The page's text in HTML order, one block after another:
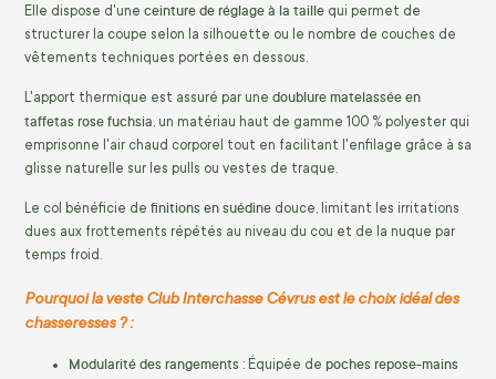
Elle dispose d'une ceinture de réglage à la taille qui permet de
structurer la coupe selon la silhouette ou le nombre de couches de
vêtements techniques portées en dessous.
L'apport thermique est assuré par une doublure matelassée en
taffetas rose fuchsia, un matériau haut de gamme 100 % polyester qui
emprisonne l'air chaud corporel tout en facilitant l'enfilage grâce à sa
glisse naturelle sur les pulls ou vestes de traque.
Le col bénéficie de finitions en suédine douce, limitant les irritations
dues aux frottements répétés au niveau du cou et de la nuque par
temps froid.
Pourquoi la veste Club Interchasse Cévrus est le choix idéal des
chasseresses ? :
Modularité des rangements : Équipée de poches repose-mains